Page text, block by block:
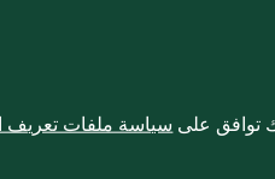
توافق على سياسة ملفات تعريف